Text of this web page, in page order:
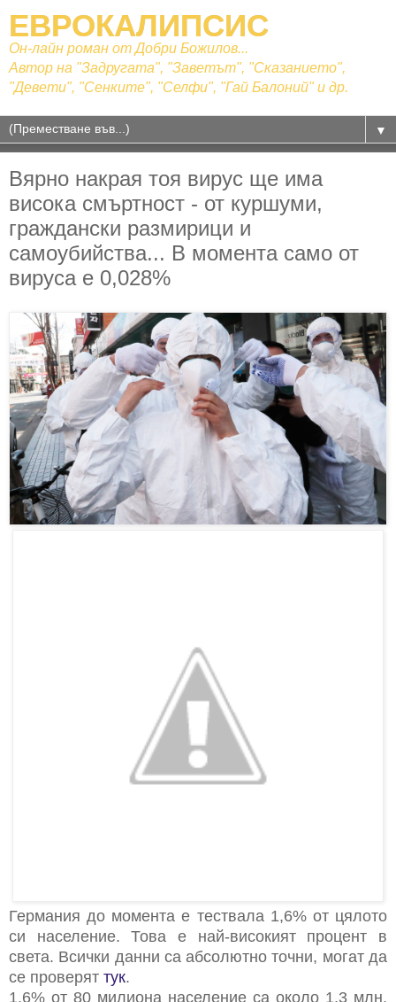
ЕВРОКАЛИПСИС
Он-лайн роман от Добри Божилов...
Автор на "Задругата", "Заветът", "Сказанието",
"Девети", "Сенките", "Селфи", "Гай Балоний" и др.
▼
Вярно накрая тоя вирус ще има
висока смъртност - от куршуми,
граждански размирици и
самоубийства... В момента само от
вируса е 0,028%
Германия до момента е тествала 1,6% от цялото
си население. Това е най-високият процент в
света. Всички данни са абсолютно точни, могат да
се проверят тук.
1,6% от 80 милиона население са около 1,3 млн.